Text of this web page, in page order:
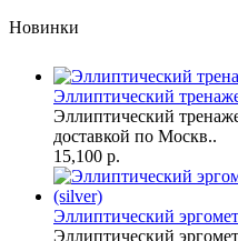
Новинки
Эллиптический
Эллиптический
доставкой по Москв..
15,100 р.
Эллиптический
Эллиптический